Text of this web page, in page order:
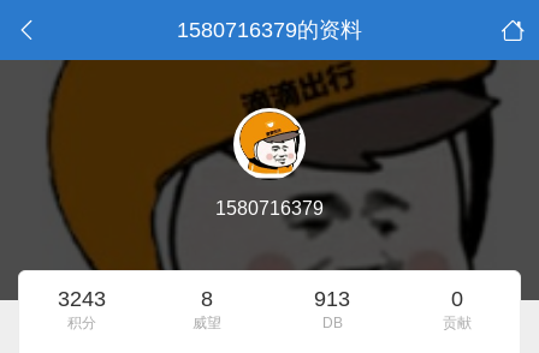
1580716379的资料
1580716379
3243
积分
8
威望
913
DB
0
贡献